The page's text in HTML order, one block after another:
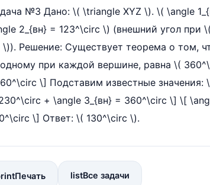
№3 Дано: \( \triangle XYZ \). \( \angle
2_{вн} = 123^\circ \) (внешний угол при
Решение: Существует теорема о том,
одному при каждой вершине, равна \(
\] Подставим известные значения:
+ \angle 3_{вн} = 360^\circ \] \[
\] Ответ: \( 130^\circ \).
Печать listВсе задачи